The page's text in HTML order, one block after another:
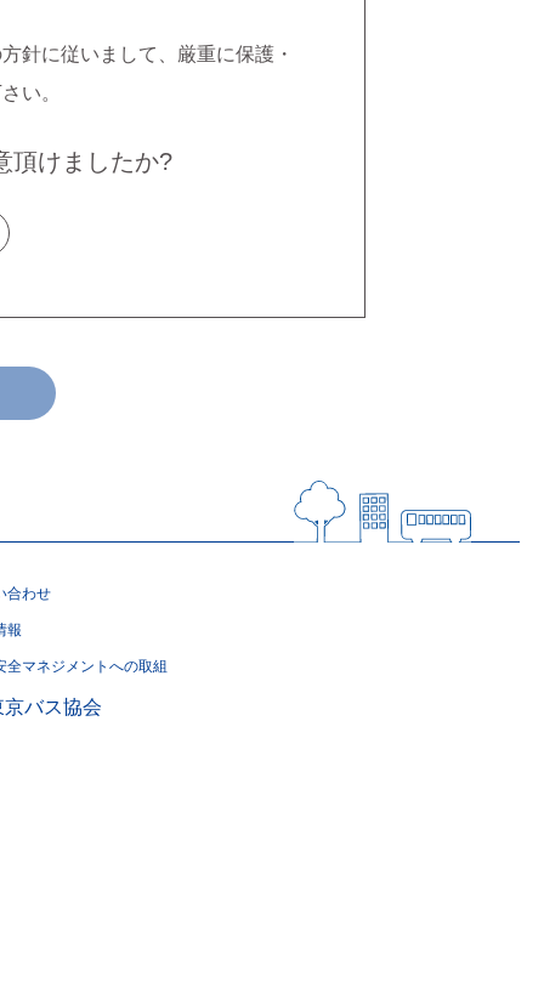
針に従いまして、厳重に保護・
い。
頂けましたか?
合わせ
報
全マネジメントへの取組
京バス協会